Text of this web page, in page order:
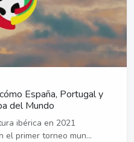
España, Portugal y
del Mundo
ibérica en 2021
el primer torneo mun...